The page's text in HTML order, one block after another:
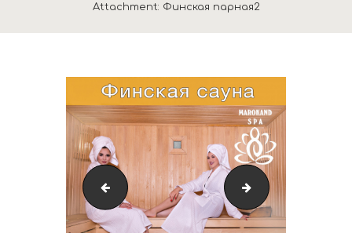
Attachment: Финская парная2
Финская парная2 Парка